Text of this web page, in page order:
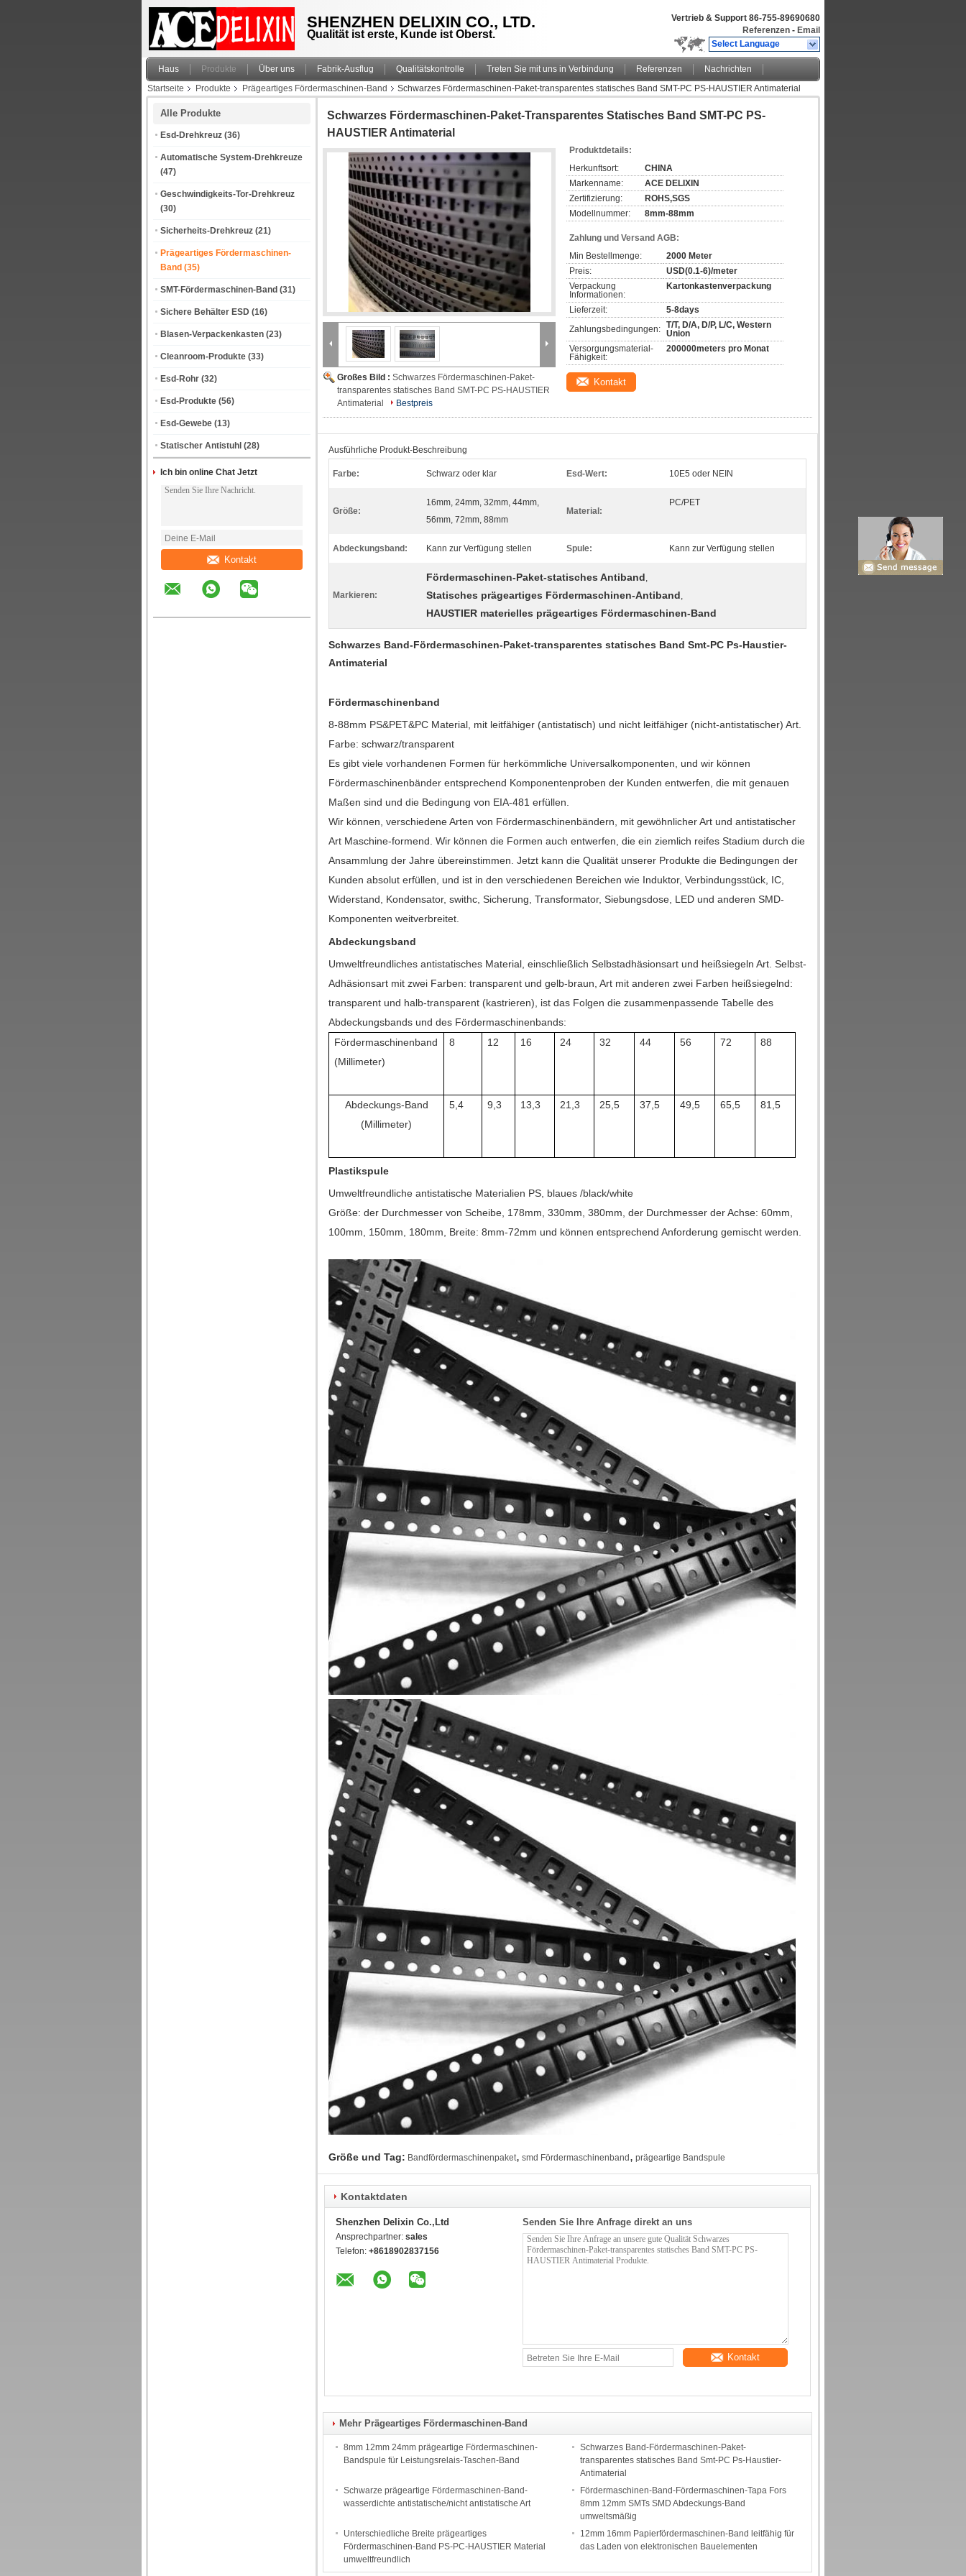
SHENZHEN DELIXIN CO., LTD.
Qualität ist erste, Kunde ist Oberst.
Vertrieb & Support 86-755-89690680
Referenzen - Email
Select Language
Haus Produkte Über uns Fabrik-Ausflug Qualitätskontrolle Treten Sie mit uns in Verbindung Referenzen
Nachrichten
Startseite
Produkte Prägeartiges Fördermaschinen-Band Schwarzes Fördermaschinen-Paket-transparentes statisches Band SMT-PC PS-HAUSTIER Antimaterial
Alle Produkte
Esd-Drehkreuz (36)
Automatische System-Drehkreuze
(47)
Geschwindigkeits-Tor-Drehkreuz
(30)
Sicherheits-Drehkreuz (21)
Prägeartiges Fördermaschinen-
Band (35)
SMT-Fördermaschinen-Band (31)
Sichere Behälter ESD (16)
Blasen-Verpackenkasten (23)
Cleanroom-Produkte (33)
Esd-Rohr (32)
Esd-Produkte (56)
Esd-Gewebe (13)
Statischer Antistuhl (28)
Ich bin online Chat Jetzt
Kontakt
Schwarzes Fördermaschinen-Paket-Transparentes Statisches Band SMT-PC PS-
HAUSTIER Antimaterial
Großes Bild : Schwarzes Fördermaschinen-Paket-
transparentes statisches Band SMT-PC PS-HAUSTIER
Antimaterial
Bestpreis
Produktdetails:
Herkunftsort:
CHINA
Markenname:
ACE DELIXIN
Zertifizierung:
ROHS,SGS
Modellnummer:
8mm-88mm
Zahlung und Versand AGB:
Min Bestellmenge:
2000 Meter
Preis:
USD(0.1-6)/meter
Verpackung
Informationen:
Kartonkastenverpackung
Lieferzeit:
5-8days
Zahlungsbedingungen: T/T, D/A, D/P, L/C, Western
Union
Versorgungsmaterial-
Fähigkeit:
200000meters pro Monat
Kontakt
Ausführliche Produkt-Beschreibung
Farbe: Schwarz oder klar Esd-Wert: 10E5 oder NEIN
Größe:
16mm, 24mm, 32mm, 44mm,
56mm, 72mm, 88mm
Material:
PC/PET
Abdeckungsband: Kann zur Verfügung stellen Spule: Kann zur Verfügung stellen
Markieren:
Fördermaschinen-Paket-statisches Antiband,
Statisches prägeartiges Fördermaschinen-Antiband,
HAUSTIER materielles prägeartiges Fördermaschinen-Band
Schwarzes Band-Fördermaschinen-Paket-transparentes statisches Band Smt-PC Ps-Haustier-
Antimaterial
Fördermaschinenband
8-88mm PS&PET&PC Material, mit leitfähiger (antistatisch) und nicht leitfähiger (nicht-antistatischer) Art.
Farbe: schwarz/transparent
Es gibt viele vorhandenen Formen für herkömmliche Universalkomponenten, und wir können
Fördermaschinenbänder entsprechend Komponentenproben der Kunden entwerfen, die mit genauen
Maßen sind und die Bedingung von EIA-481 erfüllen.
Wir können, verschiedene Arten von Fördermaschinenbändern, mit gewöhnlicher Art und antistatischer
Art Maschine-formend. Wir können die Formen auch entwerfen, die ein ziemlich reifes Stadium durch die
Ansammlung der Jahre übereinstimmen. Jetzt kann die Qualität unserer Produkte die Bedingungen der
Kunden absolut erfüllen, und ist in den verschiedenen Bereichen wie Induktor, Verbindungsstück, IC,
Widerstand, Kondensator, swithc, Sicherung, Transformator, Siebungsdose, LED und anderen SMD-
Komponenten weitverbreitet.
Abdeckungsband
Umweltfreundliches antistatisches Material, einschließlich Selbstadhäsionsart und heißsiegeln Art. Selbst-
Adhäsionsart mit zwei Farben: transparent und gelb-braun, Art mit anderen zwei Farben heißsiegelnd:
transparent und halb-transparent (kastrieren), ist das Folgen die zusammenpassende Tabelle des
Abdeckungsbands und des Fördermaschinenbands:
Fördermaschinenband
(Millimeter)
8 12 16 24 32 44 56 72 88
Abdeckungs-Band
(Millimeter)
5,4 9,3 13,3 21,3 25,5 37,5 49,5 65,5 81,5
Plastikspule
Umweltfreundliche antistatische Materialien PS, blaues /black/white
Größe: der Durchmesser von Scheibe, 178mm, 330mm, 380mm, der Durchmesser der Achse: 60mm,
100mm, 150mm, 180mm, Breite: 8mm-72mm und können entsprechend Anforderung gemischt werden.
Größe und Tag: Bandfördermaschinenpaket, smd Fördermaschinenband , prägeartige Bandspule
Kontaktdaten
Shenzhen Delixin Co.,Ltd
Ansprechpartner: sales
Telefon: +8618902837156
Senden Sie Ihre Anfrage direkt an uns
Kontakt
Mehr Prägeartiges Fördermaschinen-Band
8mm 12mm 24mm prägeartige Fördermaschinen-
Bandspule für Leistungsrelais-Taschen-Band
Schwarzes Band-Fördermaschinen-Paket-
transparentes statisches Band Smt-PC Ps-Haustier-
Antimaterial
Schwarze prägeartige Fördermaschinen-Band-
wasserdichte antistatische/nicht antistatische Art
Fördermaschinen-Band-Fördermaschinen-Tapa Fors
8mm 12mm SMTs SMD Abdeckungs-Band
umweltsmäßig
Unterschiedliche Breite prägeartiges
Fördermaschinen-Band PS-PC-HAUSTIER Material
umweltfreundlich
12mm 16mm Papierfördermaschinen-Band leitfähig für
das Laden von elektronischen Bauelementen